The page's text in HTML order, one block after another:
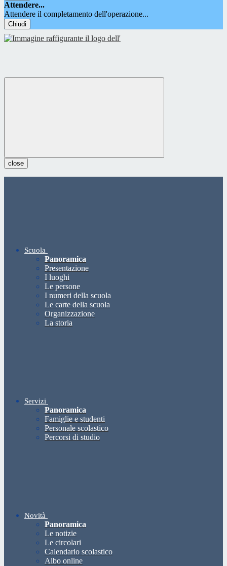
Attendere...
Attendere il completamento dell'operazione...
Chiudi
close
Scuola
Panoramica
Presentazione
I luoghi
Le persone
I numeri della scuola
Le carte della scuola
Organizzazione
La storia
Servizi
Panoramica
Famiglie e studenti
Personale scolastico
Percorsi di studio
Novità
Panoramica
Le notizie
Le circolari
Calendario scolastico
Albo online